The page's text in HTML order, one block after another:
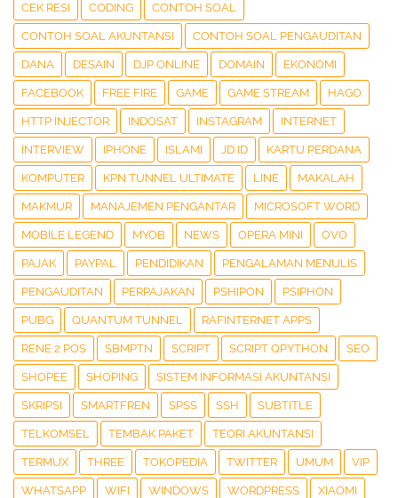
CEK RESI CODING CONTOH SOAL
CONTOH SOAL AKUNTANSI CONTOH SOAL PENGAUDITAN
DANA DESAIN DJP ONLINE DOMAIN EKONOMI
FACEBOOK FREE FIRE GAME GAME STREAM HAGO
HTTP INJECTOR INDOSAT INSTAGRAM INTERNET
INTERVIEW IPHONE ISLAMI JD ID KARTU PERDANA
KOMPUTER KPN TUNNEL ULTIMATE LINE MAKALAH
MAKMUR MANAJEMEN PENGANTAR MICROSOFT WORD
MOBILE LEGEND MYOB NEWS OPERA MINI OVO
PAJAK PAYPAL PENDIDIKAN PENGALAMAN MENULIS
PENGAUDITAN PERPAJAKAN PSHIPON PSIPHON
PUBG QUANTUM TUNNEL RAFINTERNET APPS
RENE 2 POS SBMPTN SCRIPT SCRIPT QPYTHON SEO
SHOPEE SHOPING SISTEM INFORMASI AKUNTANSI
SKRIPSI SMARTFREN SPSS SSH SUBTITLE
TELKOMSEL TEMBAK PAKET TEORI AKUNTANSI
TERMUX THREE TOKOPEDIA TWITTER UMUM VIP
WHATSAPP WIFI WINDOWS WORDPRESS XIAOMI